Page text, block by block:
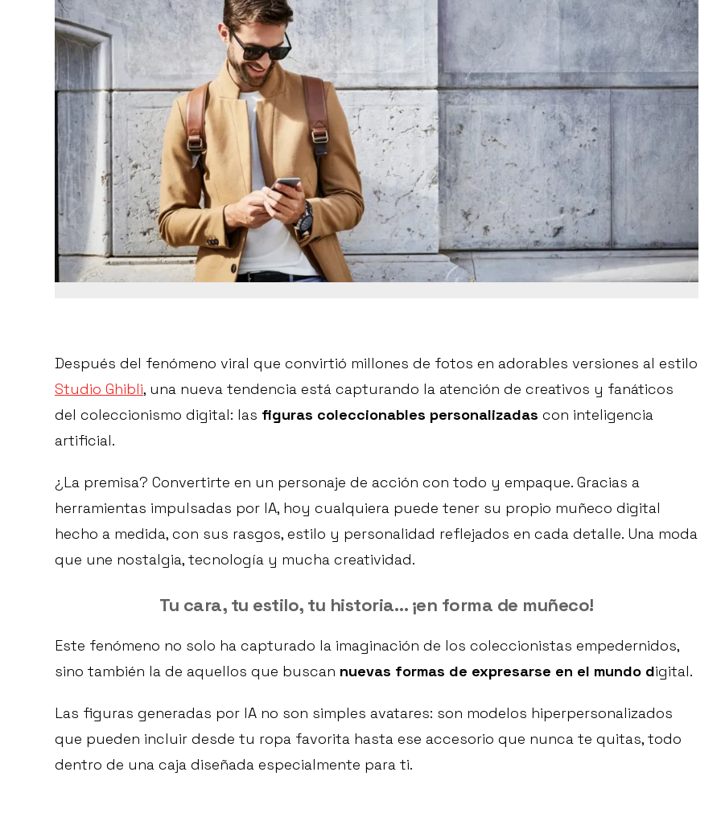
Después del fenómeno viral que convirtió millones de fotos en adorables versiones al estilo
Studio Ghibli, una nueva tendencia está capturando la atención de creativos y fanáticos
del coleccionismo digital: las figuras coleccionables personalizadas con inteligencia
artificial.
¿La premisa? Convertirte en un personaje de acción con todo y empaque. Gracias a
herramientas impulsadas por IA, hoy cualquiera puede tener su propio muñeco digital
hecho a medida, con sus rasgos, estilo y personalidad reflejados en cada detalle. Una moda
que une nostalgia, tecnología y mucha creatividad.
Tu cara, tu estilo, tu historia… ¡en forma de muñeco!
Este fenómeno no solo ha capturado la imaginación de los coleccionistas empedernidos,
sino también la de aquellos que buscan nuevas formas de expresarse en el mundo digital.
Las figuras generadas por IA no son simples avatares: son modelos hiperpersonalizados
que pueden incluir desde tu ropa favorita hasta ese accesorio que nunca te quitas, todo
dentro de una caja diseñada especialmente para ti.